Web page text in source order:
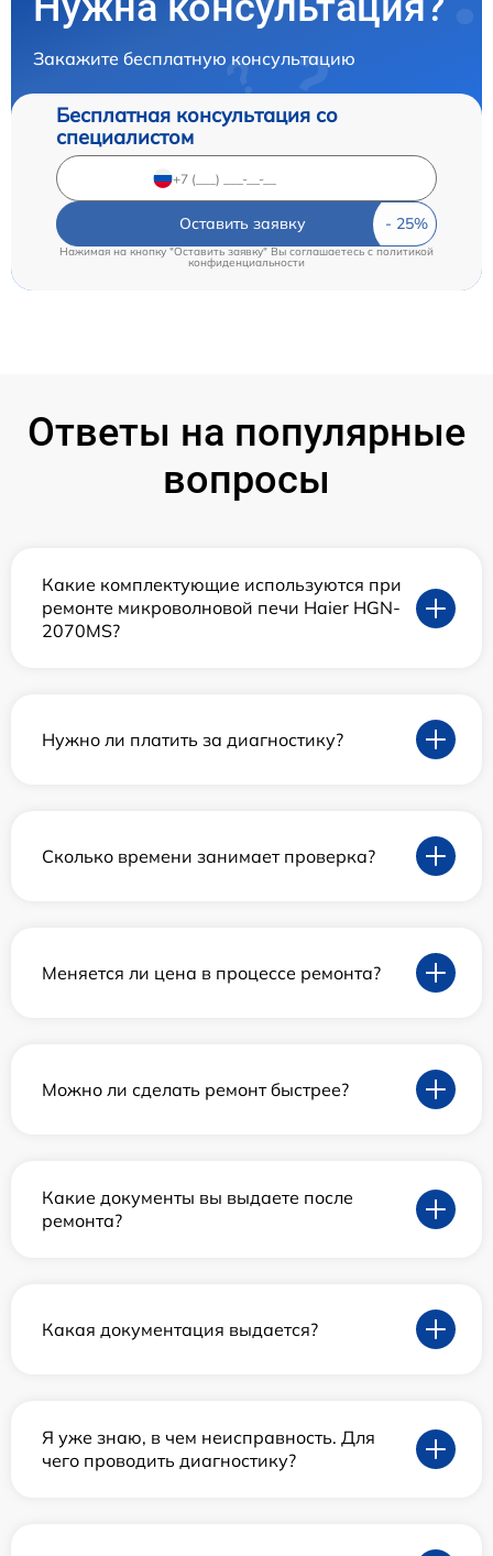
Закажите бесплатную консультацию
Бесплатная консультация со
специалистом
Оставить заявку
Нажимая на кнопку "Оставить заявку" Вы соглашаетесь c политикой
конфиденциальности
Ответы на популярные
вопросы
Какие комплектующие используются при
ремонте микроволновой печи Haier HGN-
2070MS?
Нужно ли платить за диагностику?
Сколько времени занимает проверка?
Меняется ли цена в процессе ремонта?
Можно ли сделать ремонт быстрее?
Какие документы вы выдаете после
ремонта?
Какая документация выдается?
Я уже знаю, в чем неисправность. Для
чего проводить диагностику?